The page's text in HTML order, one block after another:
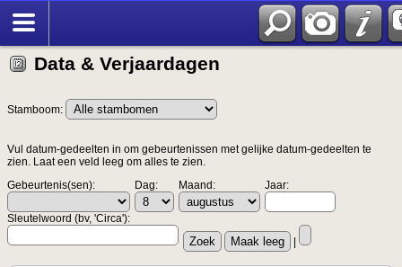
Data & Verjaardagen
Stamboom:
Vul datum-gedeelten in om gebeurtenissen met gelijke datum-gedeelten te
zien. Laat een veld leeg om alles te zien.
Gebeurtenis(sen):
Dag: Maand: Jaar:
Sleutelwoord (bv, 'Circa'):